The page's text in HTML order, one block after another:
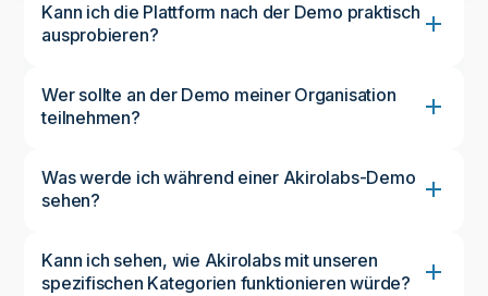
Kann ich die Plattform nach der Demo praktisch
ausprobieren?
Wer sollte an der Demo meiner Organisation
teilnehmen?
Was werde ich während einer Akirolabs-Demo
sehen?
Kann ich sehen, wie Akirolabs mit unseren
spezifischen Kategorien funktionieren würde?